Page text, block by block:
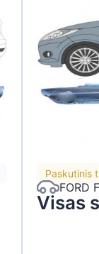
Paskutinis
FORD
Visas